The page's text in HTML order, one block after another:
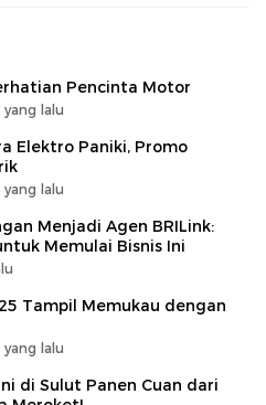
Pencinta Motor
lalu
Elektro Paniki, Promo
lalu
Menjadi Agen BRILink:
Memulai Bisnis Ini
Tampil Memukau dengan
lalu
di Sulut Panen Cuan dari